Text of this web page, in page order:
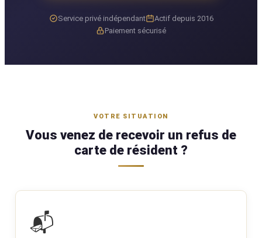
Service privé indépendant
Actif depuis 2016
Paiement sécurisé
VOTRE SITUATION
Vous venez de recevoir un refus de
carte de résident ?
📬